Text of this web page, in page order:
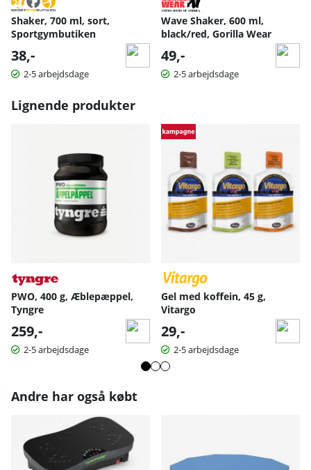
Shaker, 700 ml, sort,
Sportgymbutiken
38,-
2-5 arbejdsdage
Wave Shaker, 600 ml,
black/red, Gorilla Wear
49,-
2-5 arbejdsdage
Lignende produkter
PWO, 400 g, Æblepæppel,
Tyngre
259,-
2-5 arbejdsdage
Gel med koffein, 45 g,
Vitargo
29,-
2-5 arbejdsdage
Andre har også købt